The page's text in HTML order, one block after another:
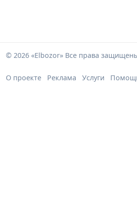
© 2026 «Elbozor» Все права
О проекте Реклама Услуги